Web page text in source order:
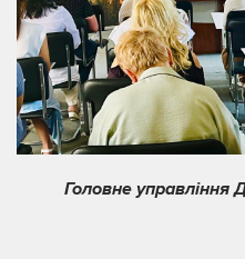
Головне управління